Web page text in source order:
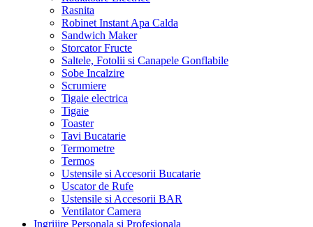
Rasnita
Robinet Instant Apa Calda
Sandwich Maker
Storcator Fructe
Saltele, Fotolii si Canapele Gonflabile
Sobe Incalzire
Scrumiere
Tigaie electrica
Tigaie
Toaster
Tavi Bucatarie
Termometre
Termos
Ustensile si Accesorii Bucatarie
Uscator de Rufe
Ustensile si Accesorii BAR
Ventilator Camera
Ingrijire Personala si Profesionala